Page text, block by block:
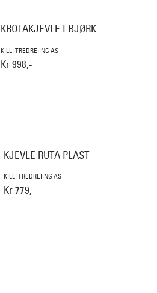
KROTAKJEVLE I BJØRK
KILLI TREDREIING AS
Kr 998,-
KJEVLE RUTA PLAST
KILLI TREDREIING AS
Kr 779,-